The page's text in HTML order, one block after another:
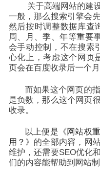
关于高端网站的建
一般，那么搜索引擎会
然后按时调整数据库查
周、月、季、年等重要
会手动控制，不在搜索
心化上，考虑这个网页
页会在百度收录后一个
而如果这个网页的
是负数，那么这个网页
收录。
以上便是《网站权
用？ 》的全部内容，网
维护，还需要SEO优化
们的内容能帮助到网站制